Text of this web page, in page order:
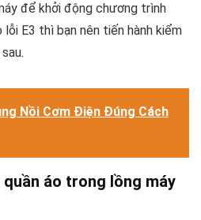
để khởi động chương trình
lỗi E3 thì bạn nên tiến hành kiểm
Nồi Cơm Điện Đúng Cách
áo trong lồng máy